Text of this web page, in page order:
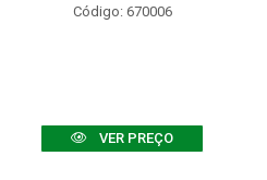
Código: 670006
VER PREÇO